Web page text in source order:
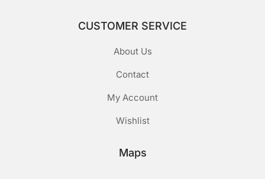
CUSTOMER SERVICE
About Us
Contact
My Account
Wishlist
Maps